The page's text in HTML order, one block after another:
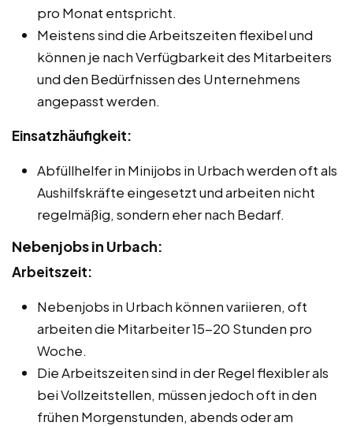
pro Monat entspricht.
Meistens sind die Arbeitszeiten flexibel und
können je nach Verfügbarkeit des Mitarbeiters
und den Bedürfnissen des Unternehmens
angepasst werden.
Einsatzhäufigkeit:
Abfüllhelfer in Minijobs in Urbach werden oft als
Aushilfskräfte eingesetzt und arbeiten nicht
regelmäßig, sondern eher nach Bedarf.
Nebenjobs in Urbach:
Arbeitszeit:
Nebenjobs in Urbach können variieren, oft
arbeiten die Mitarbeiter 15-20 Stunden pro
Woche.
Die Arbeitszeiten sind in der Regel flexibler als
bei Vollzeitstellen, müssen jedoch oft in den
frühen Morgenstunden, abends oder am